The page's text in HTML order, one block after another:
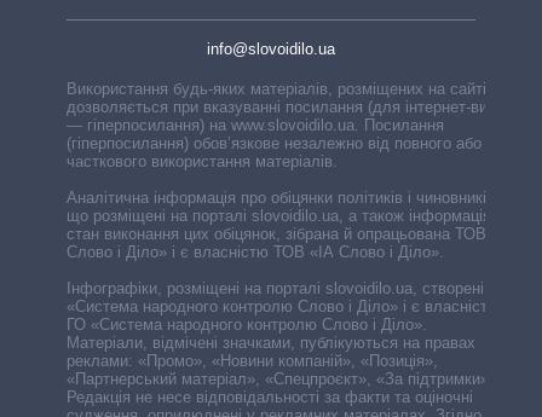
info@slovoidilo.ua
Використання будь-яких матеріалів, розміщених на сайті,
дозволяється при вказуванні посилання (для інтернет-видань
— гіперпосилання) на www.slovoidilo.ua. Посилання
(гіперпосилання) обов’язкове незалежно від повного або
часткового використання матеріалів.
Аналітична інформація про обіцянки політиків і чиновників,
що розміщені на порталі slovoidilo.ua, а також інформація про
стан виконання цих обіцянок, зібрана й опрацьована ТОВ «ІА
Слово і Діло» і є власністю ТОВ «ІА Слово і Діло».
Інфографіки, розміщені на порталі slovoidilo.ua, створені ГО
«Система народного контролю Слово і Діло» і є власністю
ГО «Система народного контролю Слово і Діло».
Матеріали, відмічені значками, публікуються на правах
реклами: «Промо», «Новини компаній», «Позиція»,
«Партнерський матеріал», «Спецпроєкт», «За підтримки».
Редакція не несе відповідальності за факти та оціночні